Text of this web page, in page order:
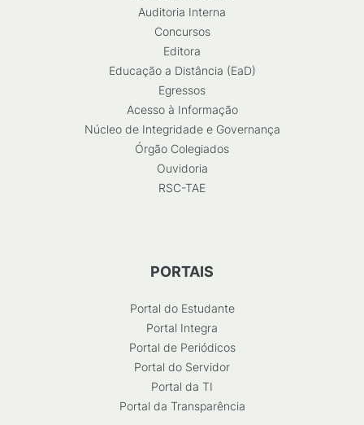
Auditoria Interna
Concursos
Editora
Educação a Distância (EaD)
Egressos
Acesso à Informação
Núcleo de Integridade e Governança
Órgão Colegiados
Ouvidoria
RSC-TAE
PORTAIS
Portal do Estudante
Portal Integra
Portal de Periódicos
Portal do Servidor
Portal da TI
Portal da Transparência